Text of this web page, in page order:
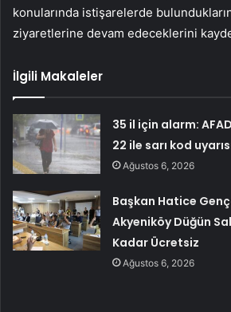
konularında istişarelerde
ziyaretlerine devam edeceklerini
İlgili Makaleler
35 il için alarm:
22 ile sarı kod
Ağustos 6, 2026
Başkan Hatice
Akyeniköy Düğün
Kadar Ücretsiz
Ağustos 6, 2026